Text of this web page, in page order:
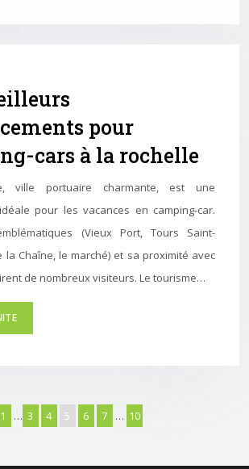
pour
cars à la rochelle
ville portuaire charmante, est une
pour les vacances en camping-car.
(Vieux Port, Tours Saint-
la Chaîne, le marché) et sa proximité avec
de nombreux visiteurs. Le tourisme…
1 … 3 4 5 6 7 … 10